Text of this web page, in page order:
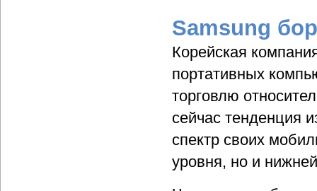
Samsung
Корейская
портативных
торговлю
сейчас тенденция
спектр своих
уровня, но и